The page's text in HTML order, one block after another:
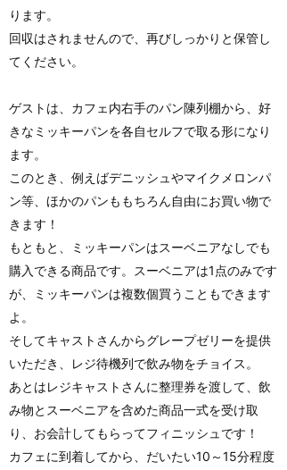
ります。
回収はされませんので、再びしっかりと保管し
てください。
ゲストは、カフェ内右手のパン陳列棚から、好
きなミッキーパンを各自セルフで取る形になり
ます。
このとき、例えばデニッシュやマイクメロンパ
ン等、ほかのパンももちろん自由にお買い物で
きます！
もともと、ミッキーパンはスーベニアなしでも
購入できる商品です。スーベニアは1点のみです
が、ミッキーパンは複数個買うこともできます
よ。
そしてキャストさんからグレープゼリーを提供
いただき、レジ待機列で飲み物をチョイス。
あとはレジキャストさんに整理券を渡して、飲
み物とスーベニアを含めた商品一式を受け取
り、お会計してもらってフィニッシュです！
カフェに到着してから、だいたい10～15分程度